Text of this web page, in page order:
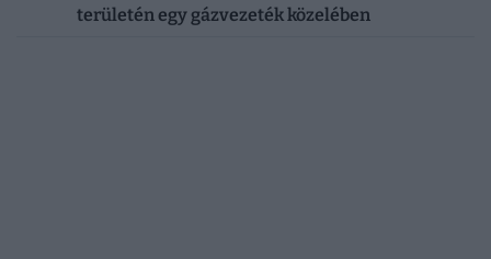
területén egy gázvezeték közelében